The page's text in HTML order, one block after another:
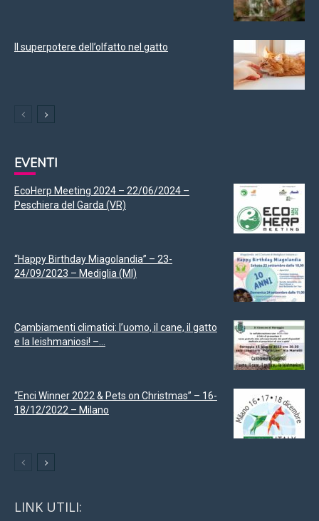
Il superpotere dell’olfatto nel gatto
EVENTI
EcoHerp Meeting 2024 – 22/06/2024 –
Peschiera del Garda (VR)
“Happy Birthday Miagolandia” – 23-
24/09/2023 – Mediglia (MI)
Cambiamenti climatici: l’uomo, il cane, il gatto
e la leishmaniosi! –...
“Enci Winner 2022 & Pets on Christmas” – 16-
18/12/2022 – Milano
LINK UTILI: